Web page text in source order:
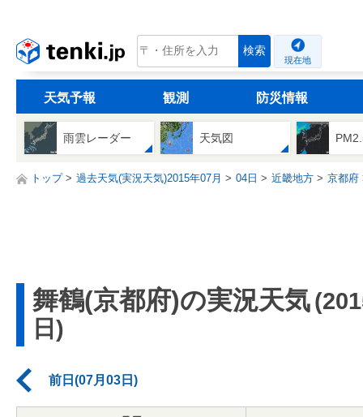
tenki.jp 検索
現在地
天気予報 観測 防災情報
雨雲レーダー 天気図
トップ 過去天気(実況天気)2015年07月 04日 近畿地方 京都府
舞鶴(京都府)の実況天気
日)
前日(07月03日)